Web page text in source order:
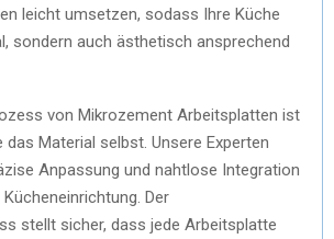
leicht umsetzen, sodass Ihre Küche
sondern auch ästhetisch ansprechend
von Mikrozement Arbeitsplatten ist
das Material selbst. Unsere Experten
Anpassung und nahtlose Integration
Der
stellt sicher, dass jede Arbeitsplatte